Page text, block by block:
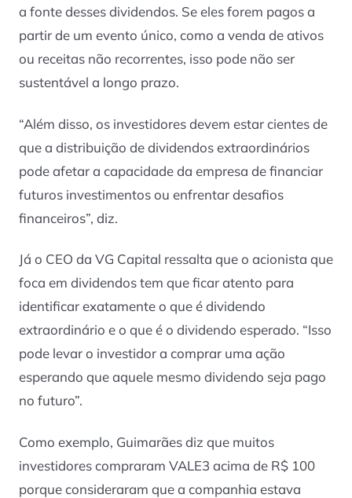
a fonte desses dividendos. Se eles forem pagos a
partir de um evento único, como a venda de ativos
ou receitas não recorrentes, isso pode não ser
sustentável a longo prazo.
“Além disso, os investidores devem estar cientes de
que a distribuição de dividendos extraordinários
pode afetar a capacidade da empresa de financiar
futuros investimentos ou enfrentar desafios
financeiros”, diz.
Já o CEO da VG Capital ressalta que o acionista que
foca em dividendos tem que ficar atento para
identificar exatamente o que é dividendo
extraordinário e o que é o dividendo esperado. “Isso
pode levar o investidor a comprar uma ação
esperando que aquele mesmo dividendo seja pago
no futuro”.
Como exemplo, Guimarães diz que muitos
investidores compraram VALE3 acima de R$ 100
porque consideraram que a companhia estava